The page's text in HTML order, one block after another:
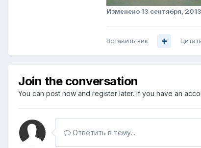
Изменено 13 сентября, 2013
Вставить ник
Join the conversation
You can post now and register later. If you have an
Ответить в тему...